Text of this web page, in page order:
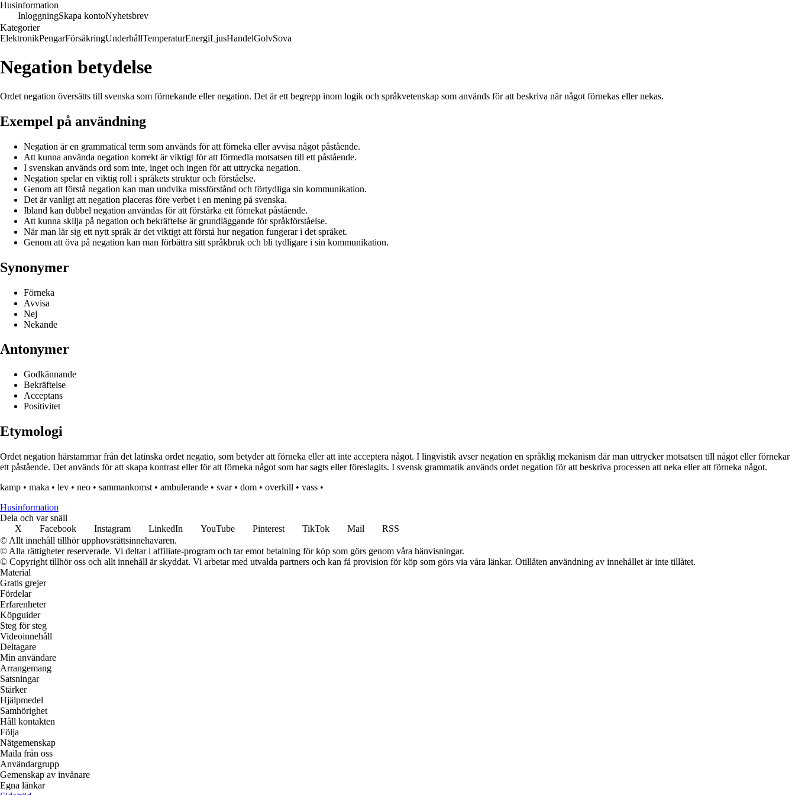
Husinformation
InloggningSkapa kontoNyhetsbrev
Kategorier
ElektronikPengarFörsäkringUnderhållTemperaturEnergiLjusHandelGolvSova
Negation betydelse
Ordet negation översätts till svenska som förnekande eller negation. Det är ett begrepp inom logik och språkvetenskap som används för att beskriva när något förnekas eller nekas.
Exempel på användning
Negation är en grammatical term som används för att förneka eller avvisa något påstående.
Att kunna använda negation korrekt är viktigt för att förmedla motsatsen till ett påstående.
I svenskan används ord som inte, inget och ingen för att uttrycka negation.
Negation spelar en viktig roll i språkets struktur och förståelse.
Genom att förstå negation kan man undvika missförstånd och förtydliga sin kommunikation.
Det är vanligt att negation placeras före verbet i en mening på svenska.
Ibland kan dubbel negation användas för att förstärka ett förnekat påstående.
Att kunna skilja på negation och bekräftelse är grundläggande för språkförståelse.
När man lär sig ett nytt språk är det viktigt att förstå hur negation fungerar i det språket.
Genom att öva på negation kan man förbättra sitt språkbruk och bli tydligare i sin kommunikation.
Synonymer
Förneka
Avvisa
Nej
Nekande
Antonymer
Godkännande
Bekräftelse
Acceptans
Positivitet
Etymologi
Ordet negation härstammar från det latinska ordet negatio, som betyder att förneka eller att inte acceptera något. I lingvistik avser negation en språklig mekanism där man uttrycker motsatsen till något eller förnekar
ett påstående. Det används för att skapa kontrast eller för att förneka något som har sagts eller föreslagits. I svensk grammatik används ordet negation för att beskriva processen att neka eller att förneka något.
kamp • maka • lev • neo • sammankomst • ambulerande • svar• dom • overkill • vass •
Husinformation
Dela och var snäll
X
Facebook Instagram LinkedIn YouTube Pinterest TikTok Mail
RSS
© Allt innehåll tillhör upphovsrättsinnehavaren.
© Alla rättigheter reserverade. Vi deltar i affiliate-program och tar emot betalning för köp som görs genom våra hänvisningar.
© Copyright tillhör oss och allt innehåll är skyddat. Vi arbetar med utvalda partners och kan få provision för köp som görs via våra länkar. Otillåten användning av innehållet är inte tillåtet.
Material
Gratis grejer
Fördelar
Erfarenheter
Köpguider
Steg för steg
Videoinnehåll
Deltagare
Min användare
Arrangemang
Satsningar
Stärker
Hjälpmedel
Samhörighet
Håll kontakten
Följa
Nätgemenskap
Maila från oss
Användargrupp
Gemenskap av invånare
Egna länkar